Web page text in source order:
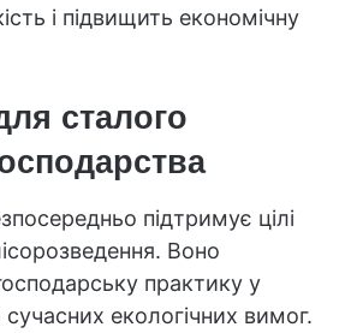
і підвищить економічну
сталого
підтримує цілі
Воно
практику у
сучасних екологічних вимог.